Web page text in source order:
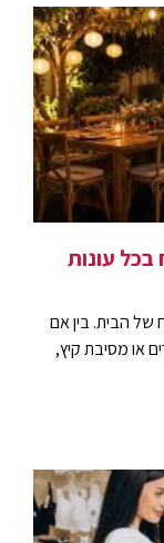
בכל עונות
של הבית. בין אם
או מסיבת קיץ,